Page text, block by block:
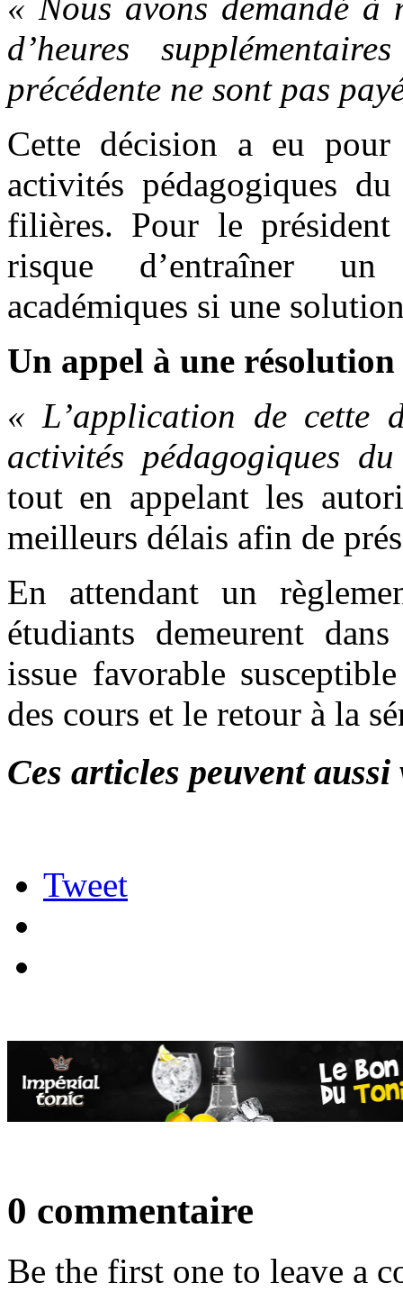
d’heures
précédente ne sont pas
Cette décision a eu pour
activités pédagogiques
filières. Pour le
risque d’entraîner un
académiques si une
Un appel à une
« L’application de cette
activités pédagogiques
tout en appelant les
meilleurs délais afin de
En attendant un
étudiants demeurent
issue favorable
des cours et le retour à la
Ces articles peuvent
Tweet
0 commentaire
Be the first one to leave a